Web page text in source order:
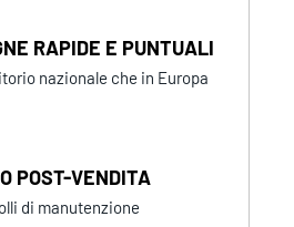
RAPIDE E PUNTUALI
nazionale che in Europa
POST-VENDITA
di manutenzione